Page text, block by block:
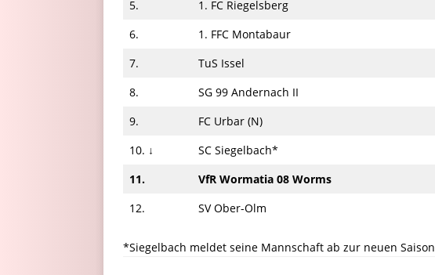
5.
1. FC Riegelsberg
6.
1. FFC Montabaur
7.
TuS Issel
8.
SG 99 Andernach II
9.
FC Urbar (N)
10. ↓
SC Siegelbach*
11.
VfR Wormatia 08 Worms
12.
SV Ober-Olm
*Siegelbach meldet seine Mannschaft ab zur neuen Saison